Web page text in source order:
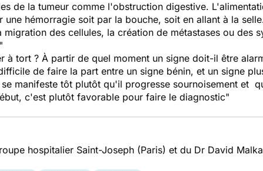
de la tumeur comme l'obstruction digestive.
hémorragie soit par la bouche, soit en allant à la
des cellules, la création de métastases ou des
tort ? À partir de quel moment un signe doit-il être
de faire la part entre un signe bénin, et un signe
manifeste tôt plutôt qu'il progresse sournoisement et
c'est plutôt favorable pour faire le diagnostic"
hospitalier Saint-Joseph (Paris) et du Dr David